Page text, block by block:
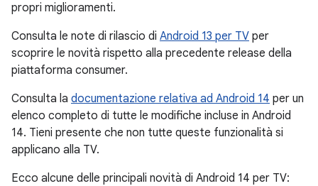
propri miglioramenti.
Consulta le note di rilascio di Android 13 per TV per
scoprire le novità rispetto alla precedente release della
piattaforma consumer.
Consulta la documentazione relativa ad Android 14 per un
elenco completo di tutte le modifiche incluse in Android
14. Tieni presente che non tutte queste funzionalità si
applicano alla TV.
Ecco alcune delle principali novità di Android 14 per TV: